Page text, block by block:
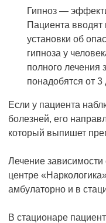
Гипноз —
Пациента вводят
установки об
гипноза у
полного лечения
понадобятся от 3
Если у пациента
болезней, его
который выпишет
Лечение
центре
амбулаторно и в
В стационаре